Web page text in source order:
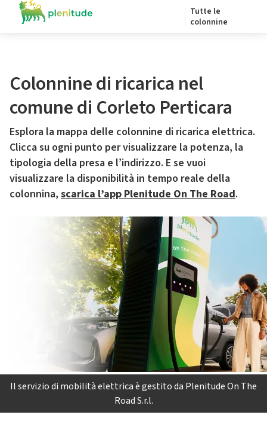
Tutte le
colonnine
Colonnine di ricarica nel
comune di Corleto Perticara
Esplora la mappa delle colonnine di ricarica elettrica.
Clicca su ogni punto per visualizzare la potenza, la
tipologia della presa e l’indirizzo. E se vuoi
visualizzare la disponibilità in tempo reale della
colonnina, scarica l’app Plenitude On The Road.
Il servizio di mobilità elettrica è gestito da Plenitude On The
Road S.r.l.